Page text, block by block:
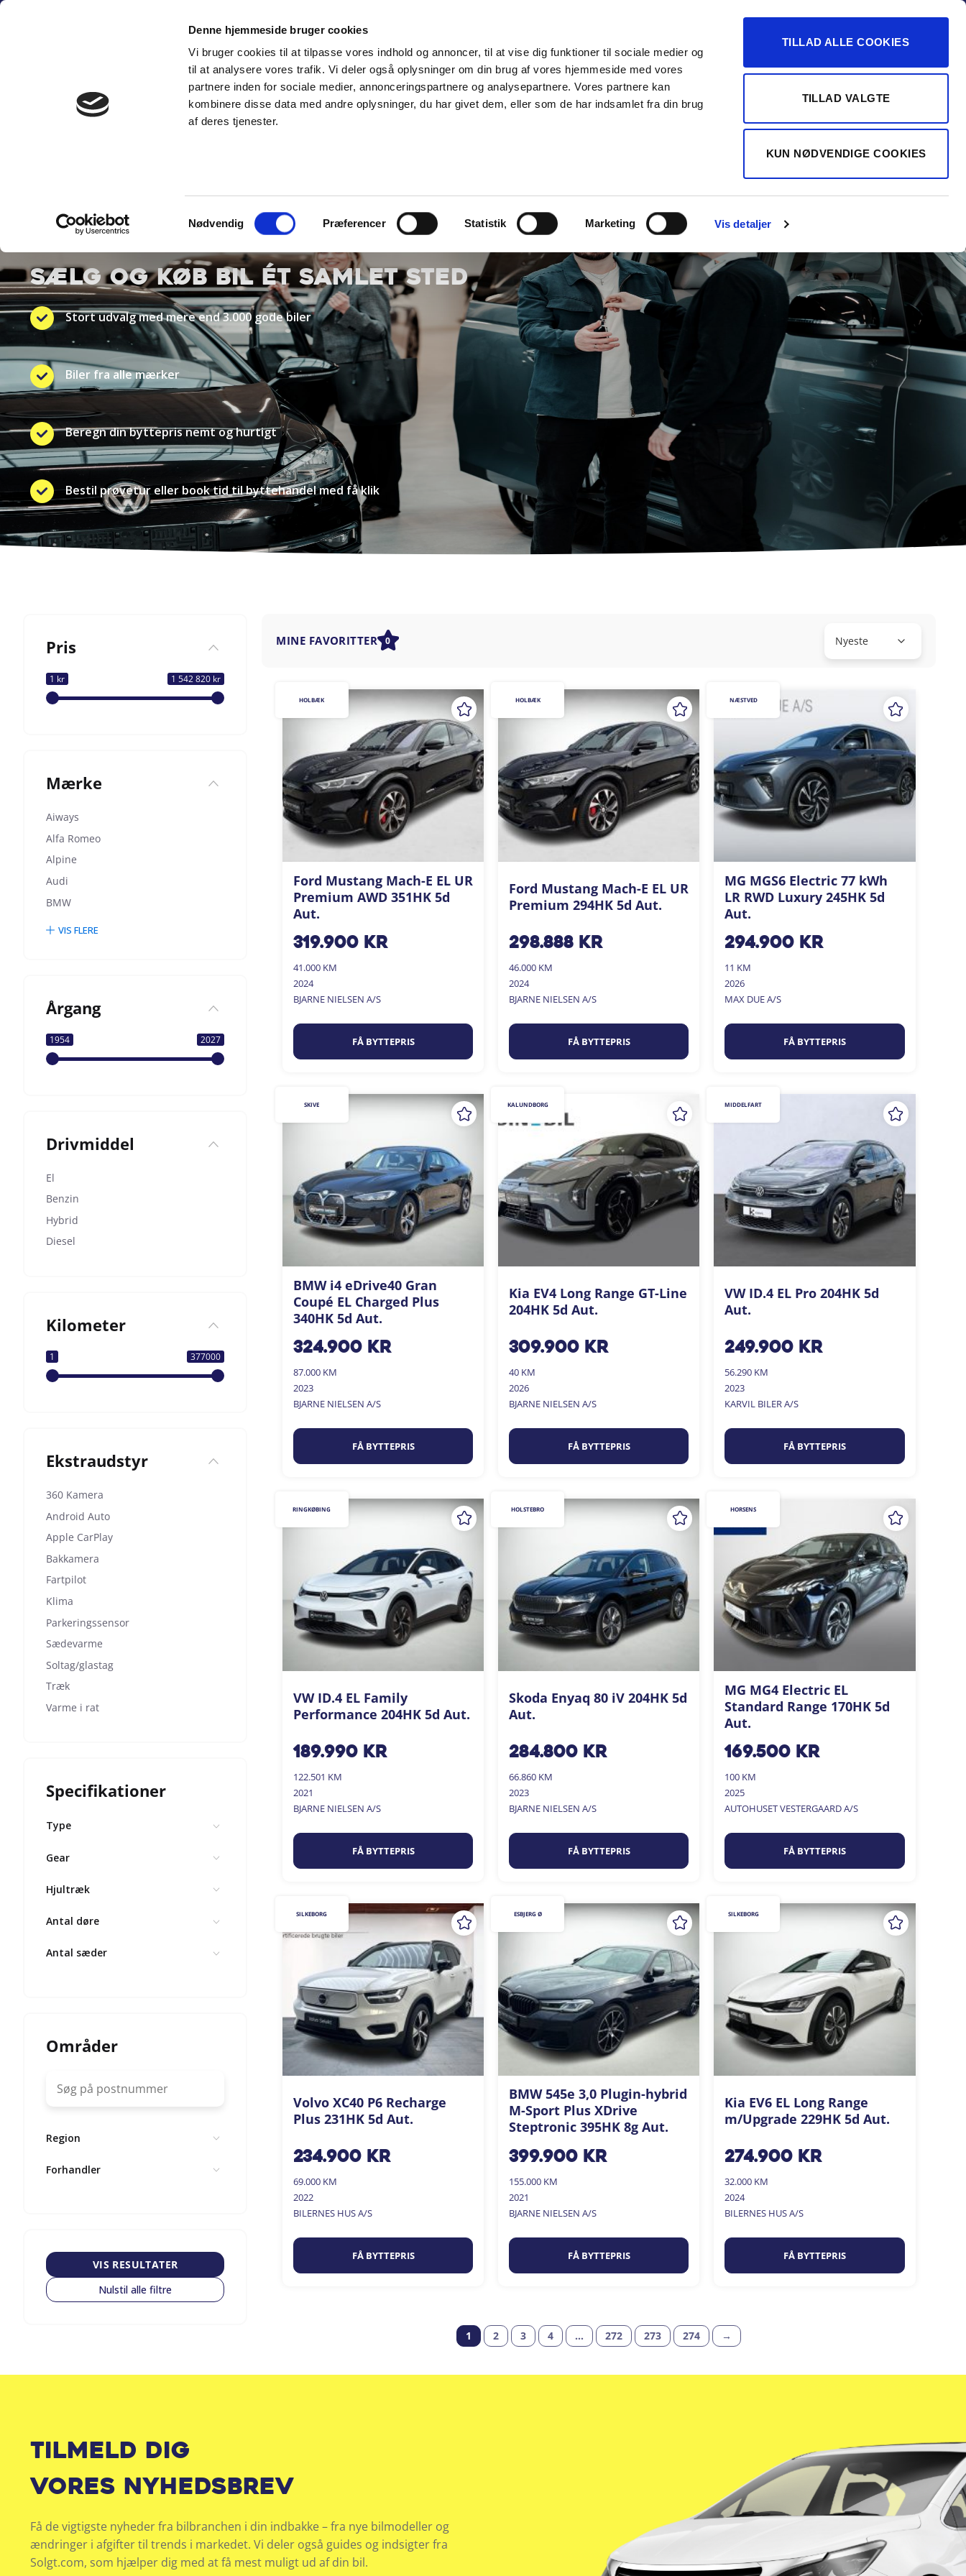
Denne hjemmeside bruger cookies
Vi bruger cookies til at tilpasse vores indhold og annoncer, til at vise dig funktioner til sociale medier og
til at analysere vores trafik. Vi deler også oplysninger om din brug af vores hjemmeside med vores
partnere inden for sociale medier, annonceringspartnere og analysepartnere. Vores partnere kan
kombinere disse data med andre oplysninger, du har givet dem, eller som de har indsamlet fra din brug
af deres tjenester.
Samtykkevalg
Nødvendig Præferencer Statistik Marketing Vis detaljer
TILLAD ALLE COOKIES
TILLAD VALGTE
KUN NØDVENDIGE COOKIES
Fortsæt
SÆLG PERSONBIL SÆLG VAREBIL KØB BIL KONTAKT OS ARTIKLER FIND FORHANDLER Vurdér min bil
BYT TIL NYT
SÆLG OG KØB BIL ÉT SAMLET STED
Stort udvalg med mere end 3.000 gode biler
Biler fra alle mærker
Beregn din byttepris nemt og hurtigt
Bestil prøvetur eller book tid til byttehandel med få klik
Pris
1 kr 1 542 820 kr
Mærke
Aiways
Alfa Romeo
Alpine
Audi
BMW
VIS FLERE
Årgang
1954 2027
Drivmiddel
El
Benzin
Hybrid
Diesel
Kilometer
1 377000
Ekstraudstyr
360 Kamera
Android Auto
Apple CarPlay
Bakkamera
Fartpilot
Klima
Parkeringssensor
Sædevarme
Soltag/glastag
Træk
Varme i rat
Specifikationer
Type
Gear
Hjultræk
Antal døre
Antal sæder
Områder
Region
Forhandler
VIS RESULTATER
Nulstil alle filtre
MINE FAVORITTER 0
Ford Mustang Mach-E EL UR
Premium AWD 351HK 5d
Aut.
319.900kr
41.000 KM
2024
BJARNE NIELSEN A/S
FÅ BYTTEPRIS
HOLBÆK
Ford Mustang Mach-E EL UR
Premium 294HK 5d Aut.
298.888 kr
46.000 KM
2024
BJARNE NIELSEN A/S
FÅ BYTTEPRIS
HOLBÆK
MG MGS6 Electric 77 kWh
LR RWD Luxury 245HK 5d
Aut.
294.900 kr
11 KM
2026
MAX DUE A/S
FÅ BYTTEPRIS
NÆSTVED
BMW i4 eDrive40 Gran
Coupé EL Charged Plus
340HK 5d Aut.
324.900kr
87.000 KM
2023
BJARNE NIELSEN A/S
FÅ BYTTEPRIS
SKIVE
Kia EV4 Long Range GT-Line
204HK 5d Aut.
309.900 kr
40 KM
2026
BJARNE NIELSEN A/S
FÅ BYTTEPRIS
KALUNDBORG
VW ID.4 EL Pro 204HK 5d
Aut.
249.900 kr
56.290 KM
2023
KARVIL BILER A/S
FÅ BYTTEPRIS
MIDDELFART
VW ID.4 EL Family
Performance 204HK 5d Aut.
189.990kr
122.501 KM
2021
BJARNE NIELSEN A/S
FÅ BYTTEPRIS
RINGKØBING
Skoda Enyaq 80 iV 204HK 5d
Aut.
284.800 kr
66.860 KM
2023
BJARNE NIELSEN A/S
FÅ BYTTEPRIS
HOLSTEBRO
MG MG4 Electric EL
Standard Range 170HK 5d
Aut.
169.500 kr
100 KM
2025
AUTOHUSET VESTERGAARD A/S
FÅ BYTTEPRIS
HORSENS
Volvo XC40 P6 Recharge
Plus 231HK 5d Aut.
234.900kr
69.000 KM
2022
BILERNES HUS A/S
FÅ BYTTEPRIS
SILKEBORG
BMW 545e 3,0 Plugin-hybrid
M-Sport Plus XDrive
Steptronic 395HK 8g Aut.
399.900 kr
155.000 KM
2021
BJARNE NIELSEN A/S
FÅ BYTTEPRIS
ESBJERG Ø
Kia EV6 EL Long Range
m/Upgrade 229HK 5d Aut.
274.900 kr
32.000 KM
2024
BILERNES HUS A/S
FÅ BYTTEPRIS
SILKEBORG
1 2 3 4 … 272 273 274 →
Tilmeld dig
vores nyhedsbrev
Få de vigtigste nyheder fra bilbranchen i din indbakke – fra nye bilmodeller og
ændringer i afgifter til trends i markedet. Vi deler også guides og indsigter fra
Solgt.com, som hjælper dig med at få mest muligt ud af din bil.